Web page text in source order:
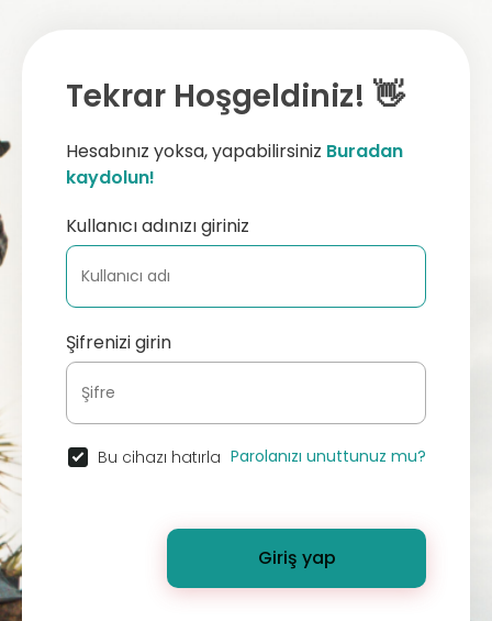
Tekrar Hoşgeldiniz! 👋
Hesabınız yoksa, yapabilirsiniz Buradan
kaydolun!
Kullanıcı adınızı giriniz
Şifrenizi girin
Bu cihazı hatırla Parolanızı unuttunuz mu?
Giriş yap